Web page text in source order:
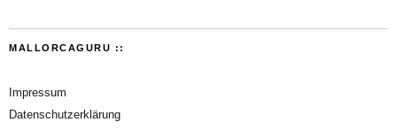
MALLORCAGURU ::
Impressum
Datenschutzerklärung